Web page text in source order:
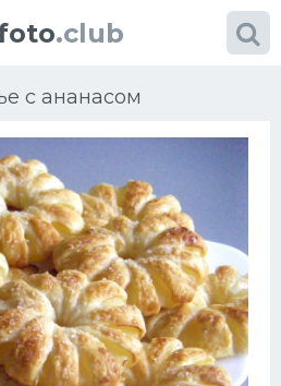
.club
с ананасом